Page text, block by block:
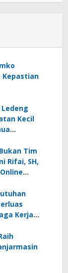
Kepastian
Kecil
: Helmi
Tim
Rifai, SH,
Kerja